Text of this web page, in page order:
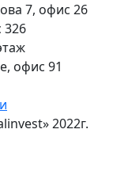
7, офис 26
326
офис 91
2022г.